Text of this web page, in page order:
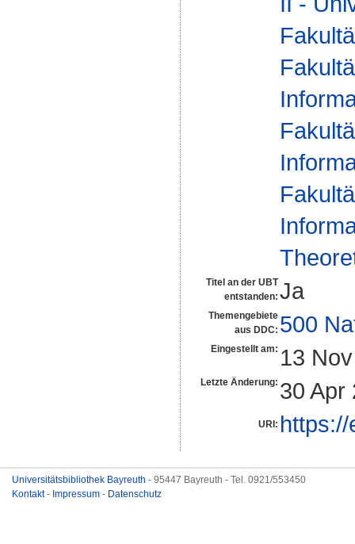
Titel an der UBT
entstanden: Ja
Themengebiete
aus DDC: 500
Eingestellt am: 13
Letzte Änderung: 30 Apr
URI:
Universitätsbibliothek Bayreuth - 95447 Bayreuth - Tel. 0921/553450
Kontakt- Impressum - Datenschutz